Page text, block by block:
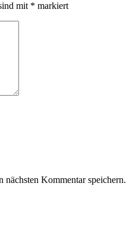
mit * markiert
Kommentar speichern.